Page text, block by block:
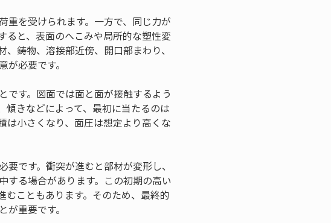
重を受けられます。一方で、同じ力が
ると、表面のへこみや局所的な塑性変
鋳物、溶接部近傍、開口部まわり、
必要です。
です。図面では面と面が接触するよう
傾きなどによって、最初に当たるのは
は小さくなり、面圧は想定より高くな
です。衝突が進むと部材が変形し、
する場合があります。この初期の高い
こともあります。そのため、最終的
重要です。